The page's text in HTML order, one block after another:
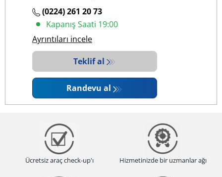
(0224) 261 20 73
Kapanış Saati 19:00
Ayrıntıları incele
Teklif al
Randevu al
Ücretsiz araç check-up'ı Hizmetinizde bir uzmanlar ağı